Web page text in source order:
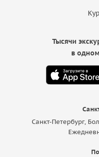
Санкт-Петербург,
Тысячи
в